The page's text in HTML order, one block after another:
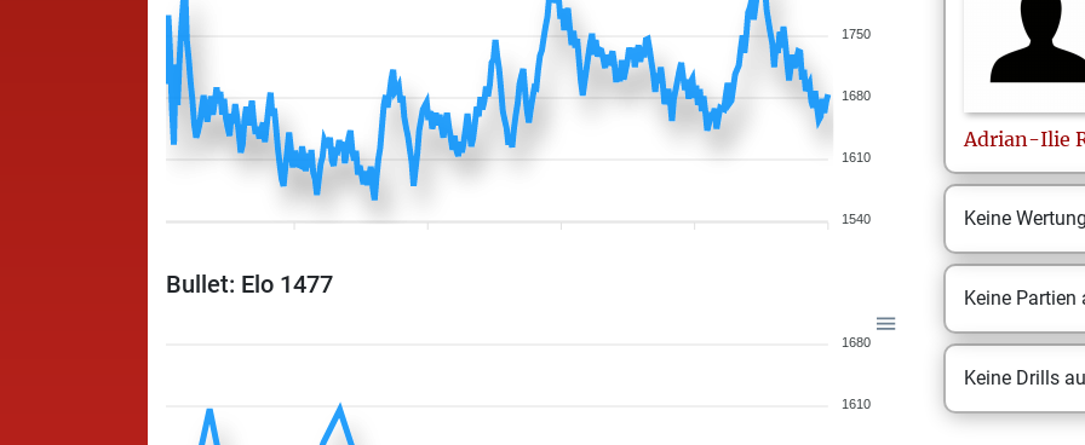
1750
1680
1610
1540
Bullet: Elo 1477
1680
1610
Adrian-Ilie
Keine
Keine
Keine Drills